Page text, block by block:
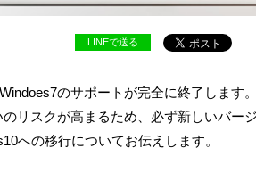
LINEで送る
のサポートが完全に終了しま
リスクが高まるため、必ず新しいバー
への移行についてお伝えします。